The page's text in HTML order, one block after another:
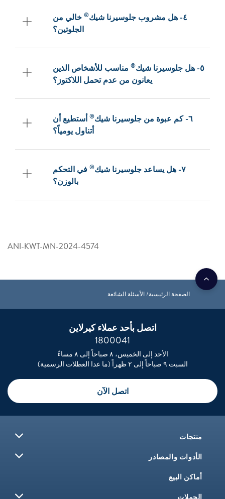
٤- هل مشروب جلوسيرنا شيك ® خالي من
الجلوتين؟
٥- هل جلوسيرنا شيك ® مناسب للأشخاص الذين
يعانون من عدم تحمل اللاكتوز؟
٦- كم عبوة من جلوسيرنا شيك ®أستطيع أن
أتناول يومياً؟
٧- هل يساعد جلوسيرنا شيك ® في التحكم
بالوزن؟
ANI-KWT-MN-2024-4574
الصفحة الرئيسية الأسئلة الشائعة
اتصل بأحد عملاء كيرلاين
1800041
الأحد إلى الخميس، ٨ صباحاً إلى ٨ مساءً
السبت ٩ صباحاً إلى ٢ ظهراً (ما عدا العطلات الرسمية)
اتصل الآن
منتجات
الأدوات والمصادر
أماكن البيع
الحملات